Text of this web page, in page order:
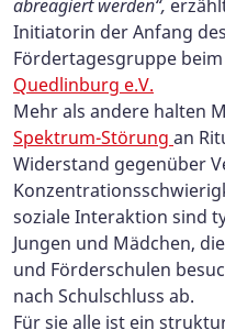
abreagiert werden“,
Initiatorin der Anfang
Fördertagesgruppe beim
Quedlinburg e.V.
Mehr als andere halten
Spektrum-Störung an
Widerstand gegenüber
soziale Interaktion sind
Jungen und Mädchen,
und Förderschulen
nach Schulschluss ab.
Für sie alle ist ein